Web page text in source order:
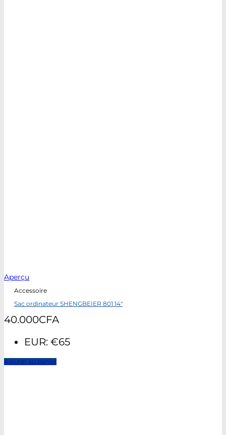
Aperçu
Accessoire
Sac ordinateur SHENGBEIER 801 14″
40.000CFA
EUR: €65
Ajouter au panier